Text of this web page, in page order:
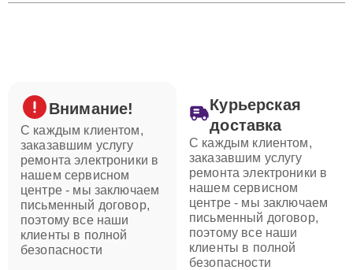
Внимание!
С каждым клиентом,
заказавшим услугу
ремонта электроники в
нашем сервисном
центре - мы заключаем
письменный договор,
поэтому все наши
клиенты в полной
безопасности
Курьерская
доставка
С каждым клиентом,
заказавшим услугу
ремонта электроники в
нашем сервисном
центре - мы заключаем
письменный договор,
поэтому все наши
клиенты в полной
безопасности